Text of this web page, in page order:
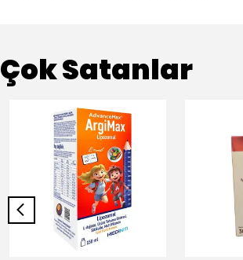
Çok Satanlar